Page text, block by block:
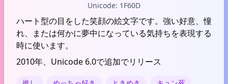
Unicode: 1F60D
ハート型の目をした笑顔の絵文字です。強い好意、憧
れ、または何かに夢中になっている気持ちを表現する
時に使います。
2010年、Unicode 6.0で追加でリリース